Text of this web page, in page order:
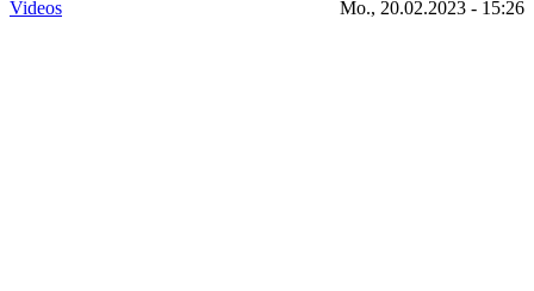
Videos Mo., 20.02.2023 - 15:26